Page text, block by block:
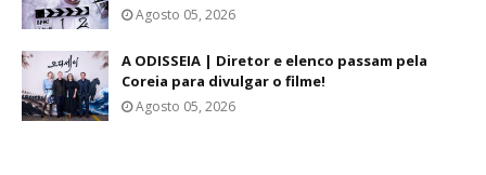
Agosto 05, 2026
A ODISSEIA | Diretor e elenco passam pela
Coreia para divulgar o filme!
Agosto 05, 2026